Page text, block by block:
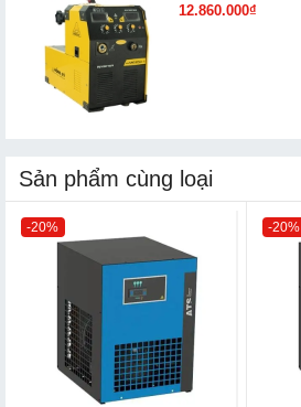
12.860.000₫
Sản phẩm cùng loại
-20% -20%